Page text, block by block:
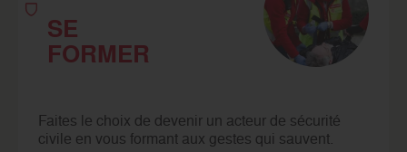
SE
FORMER
Faites le choix de devenir un acteur de sécurité
civile en vous formant aux gestes qui sauvent.